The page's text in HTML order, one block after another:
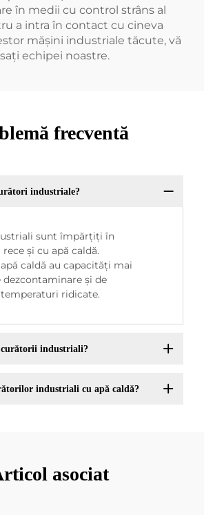
în medii cu control strâns al
a intra în contact cu cineva
mășini industriale tăcute, vă
echipei noastre.
frecventă
industriale?
sunt împărțiți în
și cu apă caldă.
caldă au capacități mai
dezcontaminare și de
ridicate.
curătorii industriali?
industriali cu apă caldă?
asociat